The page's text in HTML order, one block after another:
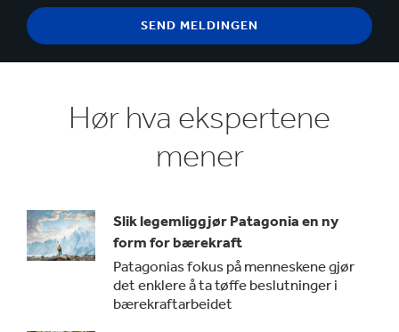
Hør hva ekspertene
mener
Slik legemliggjør Patagonia en ny
form for bærekraft
Patagonias fokus på menneskene gjør
det enklere å ta tøffe beslutninger i
bærekraftarbeidet